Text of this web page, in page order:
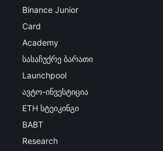
Binance Junior
Card
Academy
სასაჩუქრე ბარათი
Launchpool
ავტო-ინვესტიცია
ETH სტეიკინგი
BABT
Research